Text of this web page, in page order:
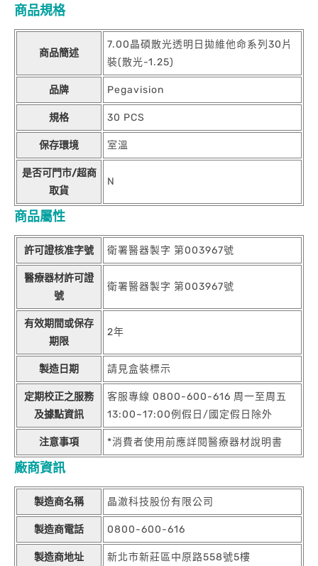
商品規格
商品簡述
7.00晶碩散光透明日拋維他命系列30片
裝(散光-1.25)
品牌 Pegavision
規格 30 PCS
保存環境 室溫
是否可門市/超商
取貨
N
商品屬性
許可證核准字號 衛署醫器製字 第003967號
醫療器材許可證
號
衛署醫器製字 第003967號
有效期間或保存
期限
2年
製造日期 請見盒裝標示
定期校正之服務
及據點資訊
客服專線 0800-600-616 周一至周五
13:00~17:00例假日/國定假日除外
注意事項 *消費者使用前應詳閱醫療器材說明書
廠商資訊
製造商名稱 晶澈科技股份有限公司
製造商電話 0800-600-616
製造商地址 新北市新莊區中原路558號5樓